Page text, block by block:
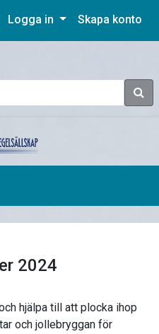
Logga in Skapa konto
Sök
2024
hjälpa till att plocka ihop
och jollebryggan för